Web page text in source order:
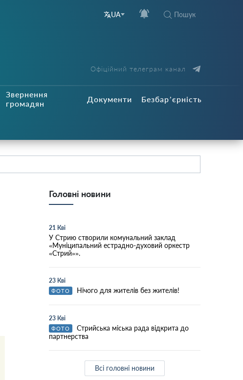
UA Пошук
Офіційний телеграм канал
Звернення
громадян
Документи Безбар’єрність
Головні новини
21 Кві
У Стрию створили комунальний заклад
«Муніципальний естрадно-духовий оркестр
«Стрий»».
23 Кві
ФОТО Нічого для жителів без жителів!
23 Кві
ФОТО
Стрийська міська рада відкрита до
партнерства
Всі головні новини